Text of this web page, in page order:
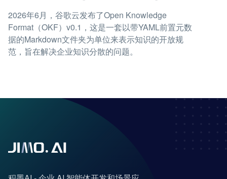
2026年6月，谷歌云发布了Open Knowledge
Format（OKF）v0.1，这是一套以带YAML前置元数
据的Markdown文件夹为单位来表示知识的开放规
范，旨在解决企业知识分散的问题。